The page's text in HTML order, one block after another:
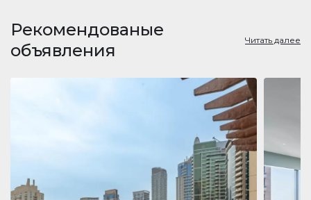
Рекомендованые
объявления
Читать далее